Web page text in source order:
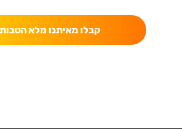
קבלו מאיתנו מלא הטבות